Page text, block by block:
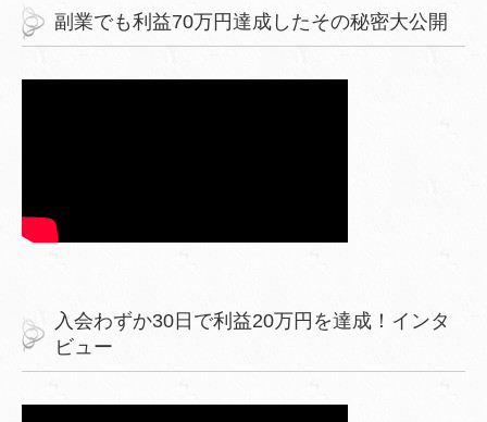
副業でも利益70万円達成したその秘密大公開
入会わずか30日で利益20万円を達成！インタ
ビュー